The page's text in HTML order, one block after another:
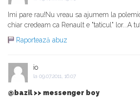
Imi pare rau!Nu vreau sa ajumem la
chiar credeam ca Renault e "taticul" lor...A
Raportează abuz
io
la 09.07.2011, 16:07
@bazil >> messenger boy